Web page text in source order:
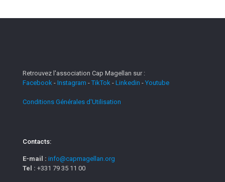
Retrouvez l'association Cap Magellan sur :
Facebook - Instagram -TikTok - Linkedin - Youtube
Conditions Générales d'Utilisation
Contacts:
E-mail : info@capmagellan.org
Tel : +331 79 35 11 00